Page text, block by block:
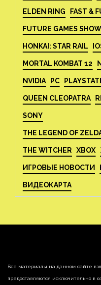
ELDEN RING FAST &
FUTURE GAMES SHOW
HONKAI: STAR RAIL
MORTAL KOMBAT 12
NVIDIA PC
QUEEN CLEOPATRA
SONY
THE LEGEND OF
THE WITCHER XBOX
ИГРОВЫЕ НОВОСТИ
ВИДЕОКАРТА
Все материалы на данном сайте
предоставляются исключительно в